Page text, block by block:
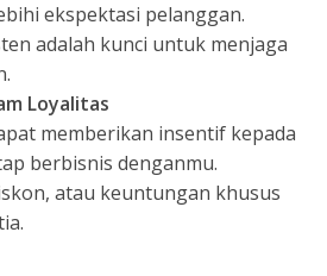
ekspektasi pelanggan.
adalah kunci untuk menjaga
Loyalitas
memberikan insentif kepada
berbisnis denganmu.
atau keuntungan khusus